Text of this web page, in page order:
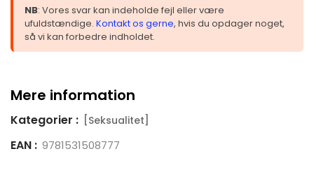
NB: Vores svar kan indeholde fejl eller være
ufuldstændige. Kontakt os gerne, hvis du opdager noget,
så vi kan forbedre indholdet.
Mere information
Kategorier : [Seksualitet]
EAN : 9781531508777